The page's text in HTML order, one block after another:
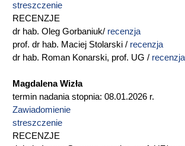
streszczenie
RECENZJE
dr hab. Oleg Gorbaniuk/ recenzja
prof. dr hab. Maciej Stolarski / recenzja
dr hab. Roman Konarski, prof. UG / recenzja
Magdalena Wizła
termin nadania stopnia: 08.01.2026 r.
Zawiadomienie
streszczenie
RECENZJE